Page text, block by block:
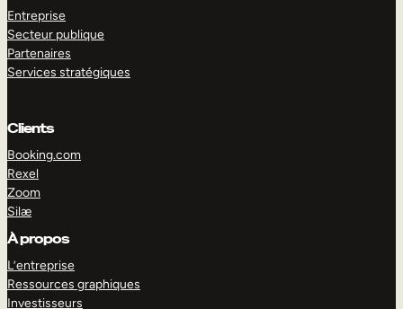
Entreprise
Secteur publique
Partenaires
Services stratégiques
Clients
Booking.com
Rexel
Zoom
Silæ
À propos
L’entreprise
Ressources graphiques
Investisseurs